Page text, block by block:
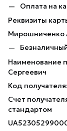
Оплата на
Реквизиты
Мирошниченко
Наименование
Сергеевич
Код
Счет
стандартом